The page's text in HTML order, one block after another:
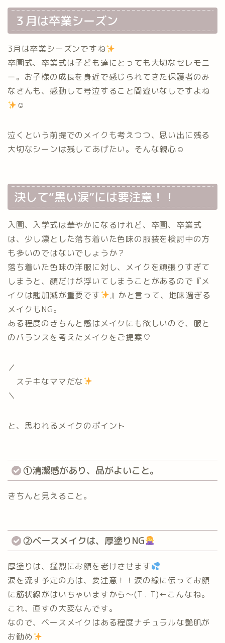
３月は卒業シーズン
3月は卒業シーズンですね
卒園式、卒業式は子ども達にとっても大切なセレモニ
ー。お子様の成長を身近で感じられてきた保護者のみ
なさんも、感動して号泣すること間違いなしですよね
☺︎
泣くという前提でのメイクも考えつつ、思い出に残る
大切なシーンは残してあげたい。そんな親心☺︎
決して“黒い涙”には要注意！！
入園、入学式は華やかになるけれど、卒園、卒業式
は、少し凛とした落ち着いた色味の服装を検討中の方
も多いのではないでしょうか？
落ち着いた色味の洋服に対し、メイクを頑張りすぎて
しまうと、顔だけが浮いてしまうことがあるので『メ
イクは匙加減が重要です
』かと言って、地味過ぎる
メイクもNG。
ある程度のきちんと感はメイクにも欲しいので、服と
のバランスを考えたメイクをご提案♡
／
ステキなママだな
＼
と、思われるメイクのポイント
①清潔感があり、品がよいこと。
きちんと見えること。
②ベースメイクは、厚塗りNG
厚塗りは、猛烈にお顔を老けさせます
涙を流す予定の方は、要注意！！涙の線に伝ってお顔
に筋状線がはいちゃいますから〜(T . T)←こんなね。
これ、直すの大変なんです。
なので、ベースメイクはある程度ナチュラルな艶肌が
お勧め